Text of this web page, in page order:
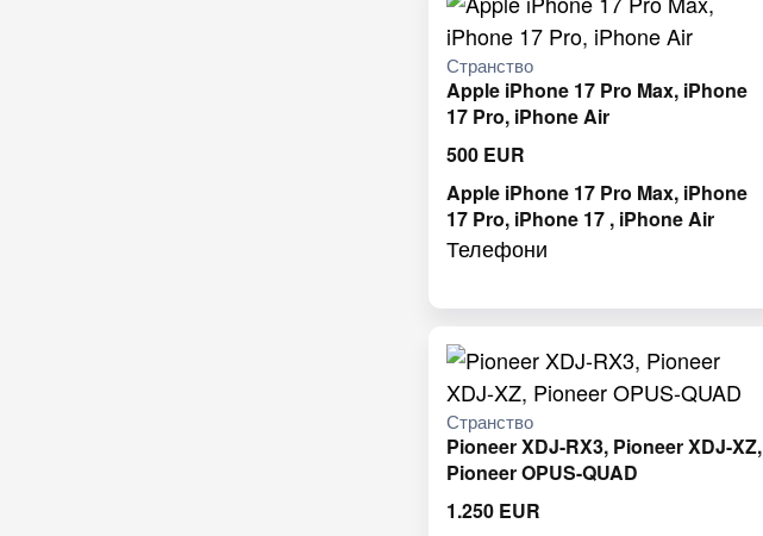
Странство
Apple iPhone 17 Pro Max, iPhone
17 Pro, iPhone Air
500 EUR
Apple iPhone 17 Pro Max, iPhone
17 Pro, iPhone 17 , iPhone Air
Телефони
Странство
Pioneer XDJ-RX3, Pioneer XDJ-XZ,
Pioneer OPUS-QUAD
1.250 EUR